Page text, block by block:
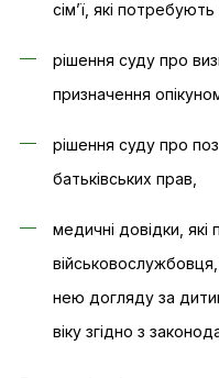
сім’ї, які
рішення суду про
призначення
рішення суду про
батьківських прав,
медичні довідки, які
нею догляду за
віку згідно з